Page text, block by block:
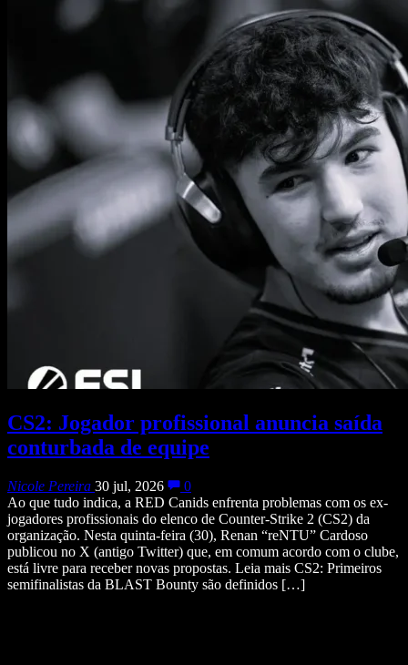
CS2: Jogador profissional anuncia saída
conturbada de equipe
Nicole Pereira 30 jul, 2026
0
Ao que tudo indica, a RED Canids enfrenta problemas com os ex-
jogadores profissionais do elenco de Counter-Strike 2 (CS2) da
organização. Nesta quinta-feira (30), Renan “reNTU” Cardoso
publicou no X (antigo Twitter) que, em comum acordo com o clube,
está livre para receber novas propostas. Leia mais CS2: Primeiros
semifinalistas da BLAST Bounty são definidos […]